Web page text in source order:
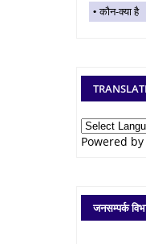
कौन-क्या है
Powered by
जनसम्पर्क